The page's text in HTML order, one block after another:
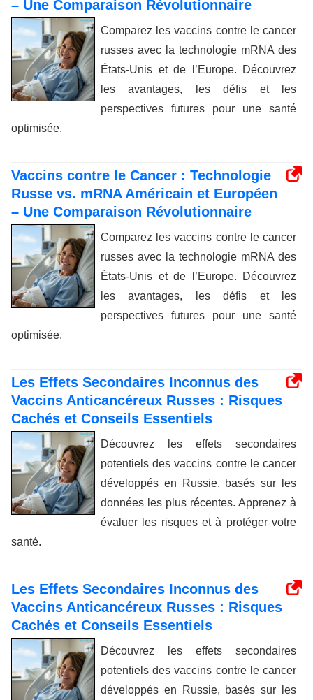
– Une Comparaison Révolutionnaire
Comparez les vaccins contre le cancer
russes avec la technologie mRNA des
États-Unis et de l’Europe. Découvrez
les avantages, les défis et les
perspectives futures pour une santé
optimisée.
Vaccins contre le Cancer : Technologie
Russe vs. mRNA Américain et Européen
– Une Comparaison Révolutionnaire
Comparez les vaccins contre le cancer
russes avec la technologie mRNA des
États-Unis et de l’Europe. Découvrez
les avantages, les défis et les
perspectives futures pour une santé
optimisée.
Les Effets Secondaires Inconnus des
Vaccins Anticancéreux Russes : Risques
Cachés et Conseils Essentiels
Découvrez les effets secondaires
potentiels des vaccins contre le cancer
développés en Russie, basés sur les
données les plus récentes. Apprenez à
évaluer les risques et à protéger votre
santé.
Les Effets Secondaires Inconnus des
Vaccins Anticancéreux Russes : Risques
Cachés et Conseils Essentiels
Découvrez les effets secondaires
potentiels des vaccins contre le cancer
développés en Russie, basés sur les